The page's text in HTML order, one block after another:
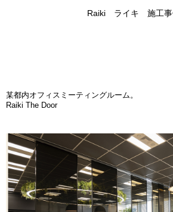
Raiki ライキ 施工事
某都内オフィスミーティングルーム。
Raiki The Door